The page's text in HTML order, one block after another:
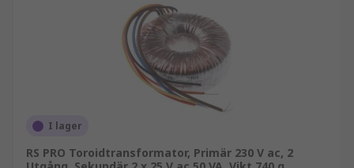
I lager
RS PRO Toroidtransformator, Primär 230 V ac, 2